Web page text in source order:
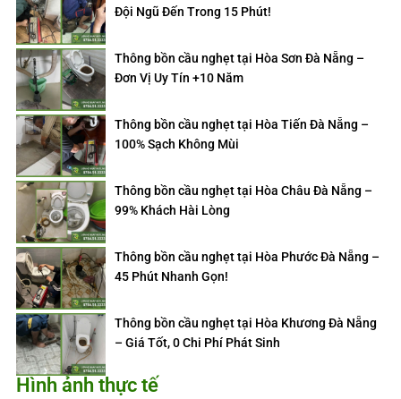
Đội Ngũ Đến Trong 15 Phút!
Thông bồn cầu nghẹt tại Hòa Sơn Đà Nẵng –
Đơn Vị Uy Tín +10 Năm
Thông bồn cầu nghẹt tại Hòa Tiến Đà Nẵng –
100% Sạch Không Mùi
Thông bồn cầu nghẹt tại Hòa Châu Đà Nẵng –
99% Khách Hài Lòng
Thông bồn cầu nghẹt tại Hòa Phước Đà Nẵng –
45 Phút Nhanh Gọn!
Thông bồn cầu nghẹt tại Hòa Khương Đà Nẵng
– Giá Tốt, 0 Chi Phí Phát Sinh
Hình ảnh thực tế